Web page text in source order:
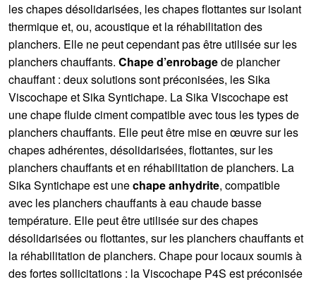
les chapes désolidarisées, les chapes flottantes sur isolant
thermique et, ou, acoustique et la réhabilitation des
planchers. Elle ne peut cependant pas être utilisée sur les
planchers chauffants. Chape d’enrobagede plancher
chauffant : deux solutions sont préconisées, les Sika
Viscochape et Sika Syntichape. La Sika Viscochape est
une chape fluide ciment compatible avec tous les types de
planchers chauffants. Elle peut être mise en œuvre sur les
chapes adhérentes, désolidarisées, flottantes, sur les
planchers chauffants et en réhabilitation de planchers. La
Sika Syntichape est unechape anhydrite, compatible
avec les planchers chauffants à eau chaude basse
température. Elle peut être utilisée sur des chapes
désolidarisées ou flottantes, sur les planchers chauffants et
la réhabilitation de planchers. Chape pour locaux soumis à
des fortes sollicitations : la Viscochape P4S est préconisée